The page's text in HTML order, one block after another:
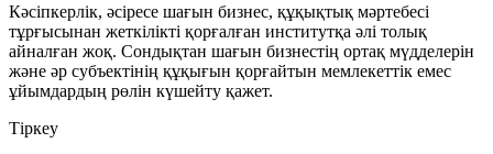
Кәсіпкерлік, әсіресе шағын бизнес, құқықтық мәртебесі
тұрғысынан жеткілікті қорғалған институтқа әлі толық
айналған жоқ. Сондықтан шағын бизнестің ортақ мүдделерін
және әр субъектінің құқығын қорғайтын мемлекеттік емес
ұйымдардың рөлін күшейту қажет.
Тіркеу